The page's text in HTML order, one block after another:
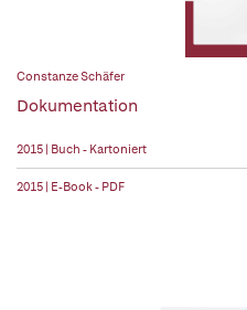
Constanze Schäfer
Dokumentation
2015 | Buch - Kartoniert
2015 | E-Book - PDF